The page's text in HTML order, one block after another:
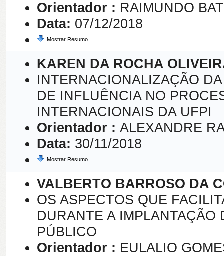
Orientador : RAIMUNDO
Data: 07/12/2018
Mostrar Resumo
KAREN DA ROCHA
INTERNACIONALIZAÇÃO
DE INFLUÊNCIA NO
INTERNACIONAIS DA UFPI
Orientador : ALEXANDRE
Data: 30/11/2018
Mostrar Resumo
VALBERTO BARROSO DA
OS ASPECTOS QUE
DURANTE A
PÚBLICO
Orientador : EULALIO